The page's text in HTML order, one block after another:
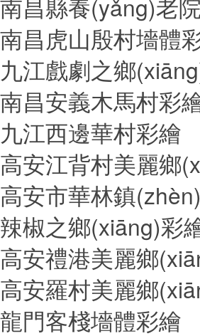
南昌縣養(yǎng)老院
南昌虎山殷村墻體
九江戲劇之鄉
南昌安義木馬村彩
九江西邊華村彩繪
高安江背村美麗鄉
高安市華林鎮(zhèn)
辣椒之鄉(xiāng)彩
高安禮港美麗鄉
高安羅村美麗鄉
龍門客棧墻體彩繪